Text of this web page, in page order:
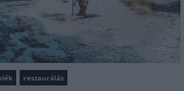
restaurálás